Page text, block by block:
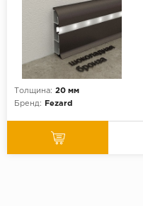
Толщина: 20 мм
Бренд:
Fezard